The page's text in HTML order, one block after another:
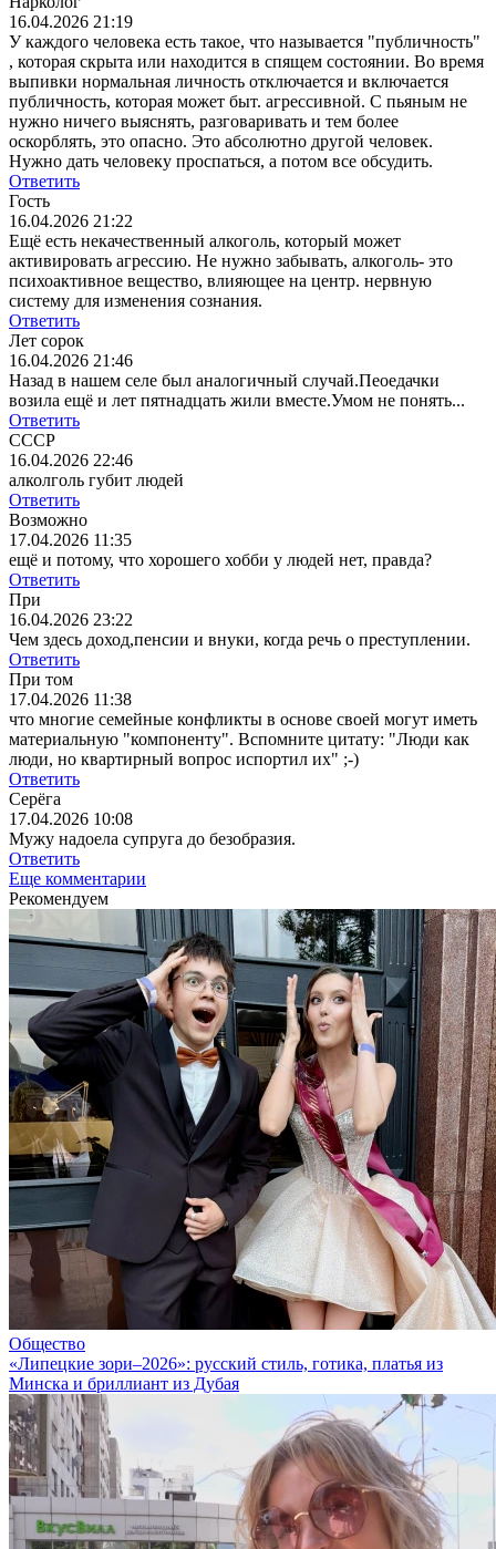
16.04.2026 21:19
У каждого человека есть такое, что называется "публичность"
, которая скрыта или находится в спящем состоянии. Во время
выпивки нормальная личность отключается и включается
публичность, которая может быт. агрессивной. С пьяным не
нужно ничего выяснять, разговаривать и тем более
оскорблять, это опасно. Это абсолютно другой человек.
Нужно дать человеку проспаться, а потом все обсудить.
Ответить
Гость
16.04.2026 21:22
Ещё есть некачественный алкоголь, который может
активировать агрессию. Не нужно забывать, алкоголь- это
психоактивное вещество, влияющее на центр. нервную
систему для изменения сознания.
Ответить
Лет сорок
16.04.2026 21:46
Назад в нашем селе был аналогичный случай.Пеоедачки
возила ещё и лет пятнадцать жили вместе.Умом не понять...
Ответить
СССР
16.04.2026 22:46
алколголь губит людей
Ответить
Возможно
17.04.2026 11:35
ещё и потому, что хорошего хобби у людей нет, правда?
Ответить
При
16.04.2026 23:22
Чем здесь доход,пенсии и внуки, когда речь о преступлении.
Ответить
При том
17.04.2026 11:38
что многие семейные конфликты в основе своей могут иметь
материальную "компоненту". Вспомните цитату: "Люди как
люди, но квартирный вопрос испортил их" ;-)
Ответить
Серёга
17.04.2026 10:08
Мужу надоела супруга до безобразия.
Ответить
Еще комментарии
Рекомендуем
Общество
«Липецкие зори–2026»: русский стиль, готика, платья из
Минска и бриллиант из Дубая